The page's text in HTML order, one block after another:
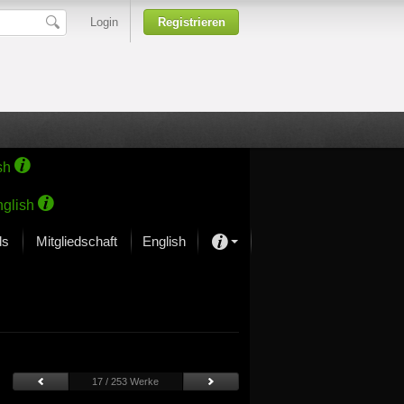
Login Registrieren
Mitgliedschaft English
Kunsthäuser
17 / 253 Werke